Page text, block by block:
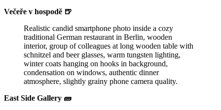
Večeře v hospodě 🍺
Realistic candid smartphone photo inside a cozy
traditional German restaurant in Berlin, wooden
interior, group of colleagues at long wooden table with
schnitzel and beer glasses, warm tungsten lighting,
winter coats hanging on hooks in background,
condensation on windows, authentic dinner
atmosphere, slightly grainy phone camera quality.
East Side Gallery 🧱